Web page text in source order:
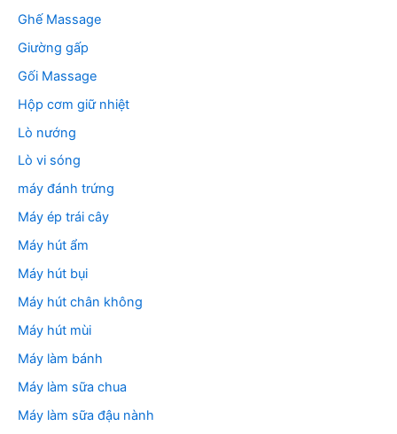
Ghế Massage
Giường gấp
Gối Massage
Hộp cơm giữ nhiệt
Lò nướng
Lò vi sóng
máy đánh trứng
Máy ép trái cây
Máy hút ẩm
Máy hút bụi
Máy hút chân không
Máy hút mùi
Máy làm bánh
Máy làm sữa chua
Máy làm sữa đậu nành